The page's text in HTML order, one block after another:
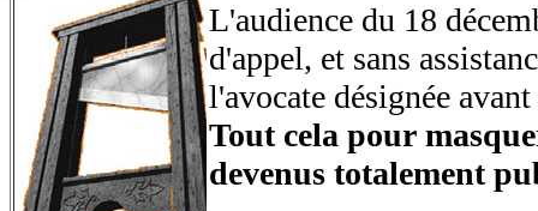
L'audience du 18
d'appel, et sans
l'avocate désignée
Tout cela pour
devenus totalement